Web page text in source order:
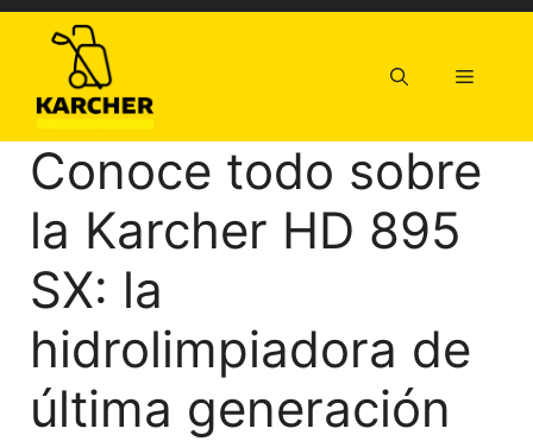
Saltar
contenido
Menú
Conoce todo sobre
la Karcher HD 895
SX: la
hidrolimpiadora de
última generación